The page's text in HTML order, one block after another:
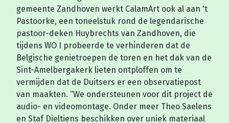
gemeente Zandhoven werkt CalamArt ook al aan 't
Pastoorke, een toneelstuk rond de legendarische
pastoor-deken Huybrechts van Zandhoven, die
tijdens WO I probeerde te verhinderen dat de
Belgische genietroepen de toren en het dak van de
Sint-Amelbergakerk lieten ontploffen om te
vermijden dat de Duitsers er een observatiepost
van maakten. “We ondersteunen voor dit project de
audio- en videomontage. Onder meer Theo Saelens
en Staf Dieltiens beschikken over uniek materiaal